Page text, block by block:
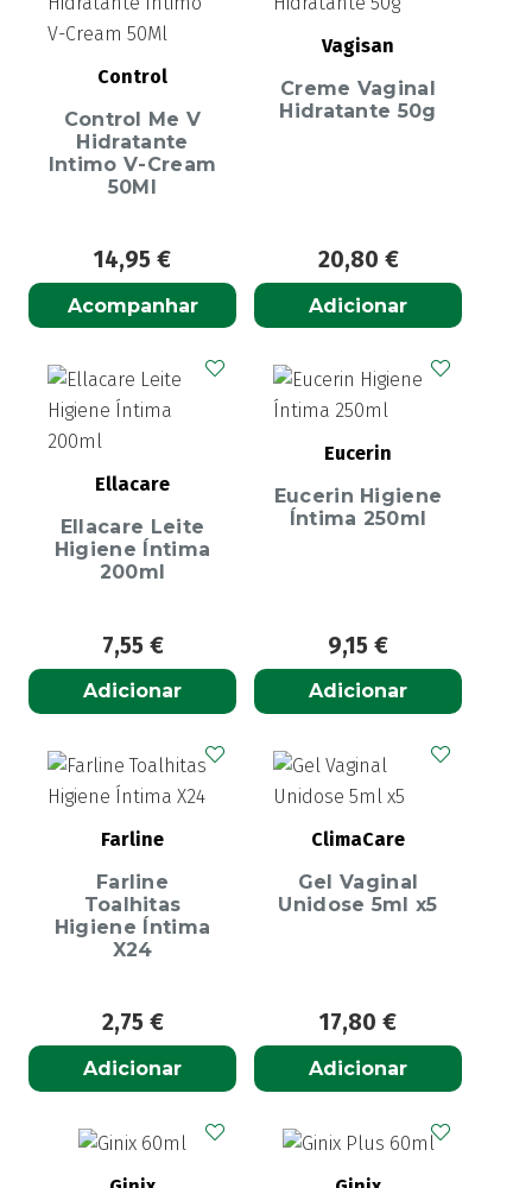
Control
Control Me V
Hidratante
Intimo V-Cream
50Ml
14,95 €
Acompanhar
Vagisan
Creme Vaginal
Hidratante 50g
20,80 €
Adicionar
Ellacare
Ellacare Leite
Higiene Íntima
200ml
7,55 €
Adicionar
Eucerin
Eucerin Higiene
Íntima 250ml
9,15 €
Adicionar
Farline
Farline
Toalhitas
Higiene Íntima
X24
2,75 €
Adicionar
ClimaCare
Gel Vaginal
Unidose 5ml x5
17,80 €
Adicionar